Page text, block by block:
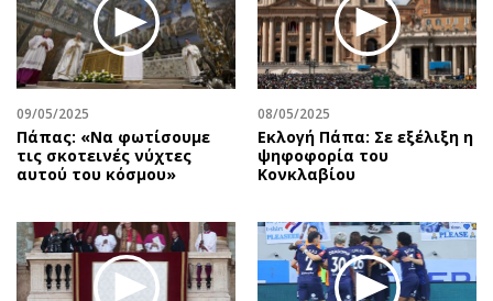
09/05/2025
Πάπας: «Να φωτίσουμε
τις σκοτεινές νύχτες
αυτού του κόσμου»
08/05/2025
Εκλογή Πάπα: Σε εξέλιξη η
ψηφοφορία του
Κονκλαβίου